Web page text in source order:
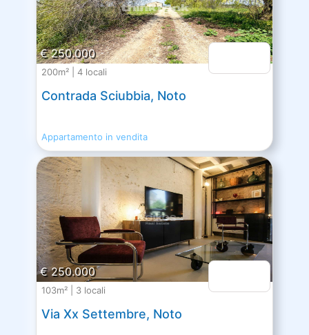
€ 250.000
200m² | 4 locali
Contrada Sciubbia, Noto
Appartamento in vendita
€ 250.000
103m² | 3 locali
Via Xx Settembre, Noto